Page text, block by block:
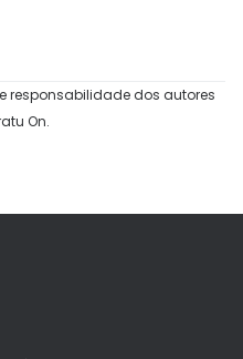
responsabilidade dos autores
On.